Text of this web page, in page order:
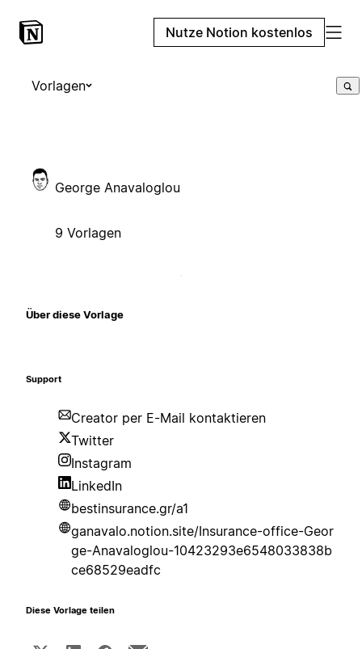
Nutze Notion kostenlos
Vorlagen
George Anavaloglou
9 Vorlagen
Über diese Vorlage
Support
Creator per E-Mail kontaktieren
Twitter
Instagram
LinkedIn
bestinsurance.gr/a1
ganavalo.notion.site/Insurance-office-Geor
ge-Anavaloglou-10423293e6548033838b
ce68529eadfc
Diese Vorlage teilen